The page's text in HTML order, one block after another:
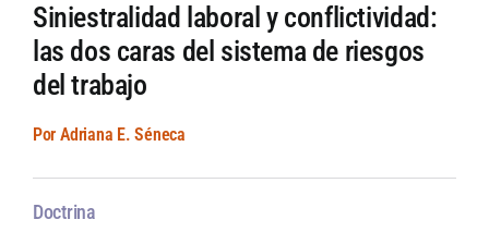
Siniestralidad laboral y conflictividad:
las dos caras del sistema de riesgos
del trabajo
Por Adriana E. Séneca
Doctrina